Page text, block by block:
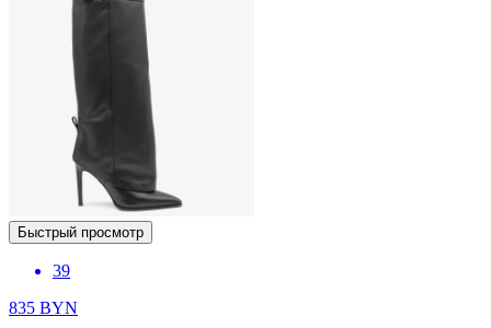
Быстрый просмотр
39
835 BYN